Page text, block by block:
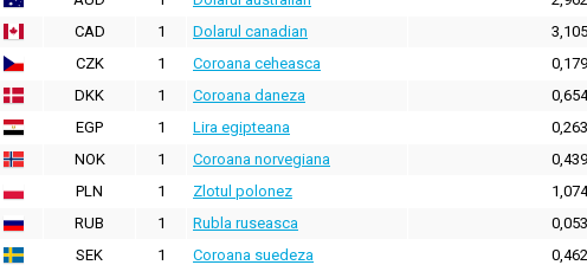
CAD
1 Dolarul canadian
CZK
1 Coroana ceheasca
DKK
1 Coroana daneza
EGP
1 Lira egipteana
NOK
1 Coroana norvegiana
PLN
1 Zlotul polonez
RUB
1 Rubla ruseasca
SEK
1 Coroana suedeza